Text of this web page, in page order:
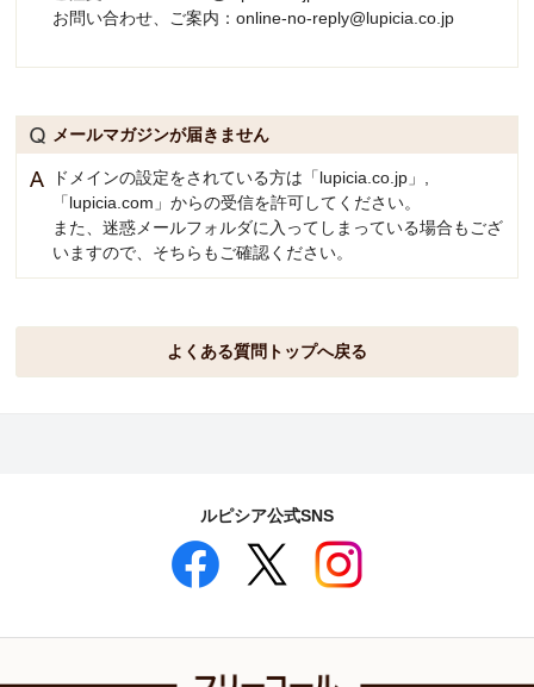
お問い合わせ、ご案内：online-no-reply@lupicia.co.jp
メールマガジンが届きません
ドメインの設定をされている方は「lupicia.co.jp」,
「lupicia.com」からの受信を許可してください。
また、迷惑メールフォルダに入ってしまっている場合もござ
いますので、そちらもご確認ください。
よくある質問トップへ戻る
ルピシア公式SNS